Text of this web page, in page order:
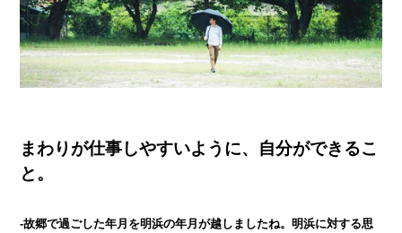
まわりが仕事しやすいように、自分ができるこ
と。
-故郷で過ごした年月を明浜の年月が越しましたね。明浜に対する思